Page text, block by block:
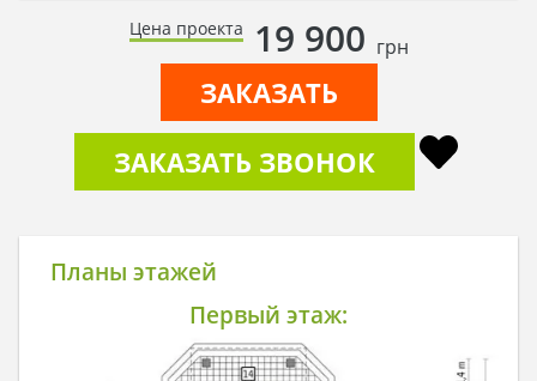
Цена проекта 19 900 грн
ЗАКАЗАТЬ
ЗАКАЗАТЬ ЗВОНОК
Планы этажей
Первый этаж: